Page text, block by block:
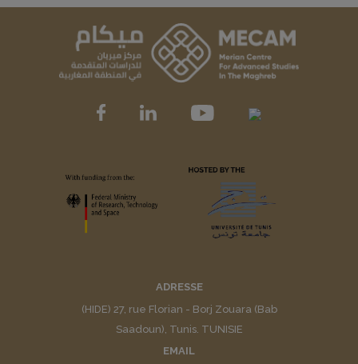
ADRESSE
(HIDE) 27, rue Florian - Borj Zouara (Bab
Saadoun), Tunis. TUNISIE
EMAIL